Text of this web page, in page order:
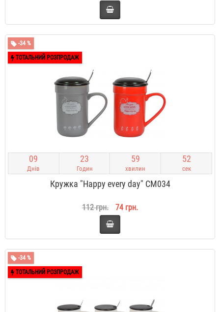
-34 %
ТОТАЛЬНИЙ РОЗПРОДАЖ
09
Днів
23
Годин
59
хвилин
51
сек
Кружка "Happy every day" CM034
112 грн. 74 грн.
-34 %
ТОТАЛЬНИЙ РОЗПРОДАЖ